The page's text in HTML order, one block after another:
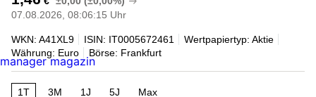
07.08.2026, 08:06:15 Uhr
WKN: A41XL9 ISIN: IT0005672461
Wertpapiertyp: Aktie
Währung: Euro
Börse: Frankfurt
1T 3M 1J 5J Max
manager magazin